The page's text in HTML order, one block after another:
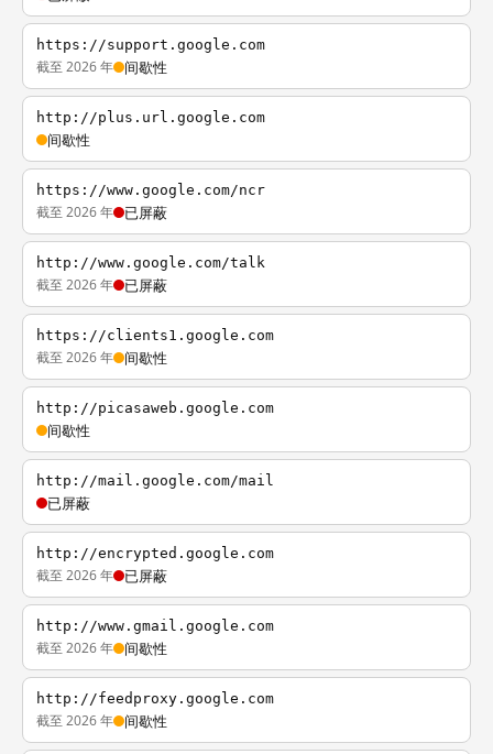
https://support.google.com
截至 2026 年 间歇性
http://plus.url.google.com
间歇性
https://www.google.com/ncr
截至 2026 年 已屏蔽
http://www.google.com/talk
截至 2026 年 已屏蔽
https://clients1.google.com
截至 2026 年 间歇性
http://picasaweb.google.com
间歇性
http://mail.google.com/mail
已屏蔽
http://encrypted.google.com
截至 2026 年 已屏蔽
http://www.gmail.google.com
截至 2026 年 间歇性
http://feedproxy.google.com
截至 2026 年 间歇性